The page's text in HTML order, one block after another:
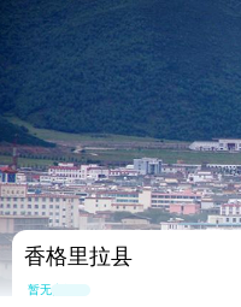
香格里拉县
暂无点评